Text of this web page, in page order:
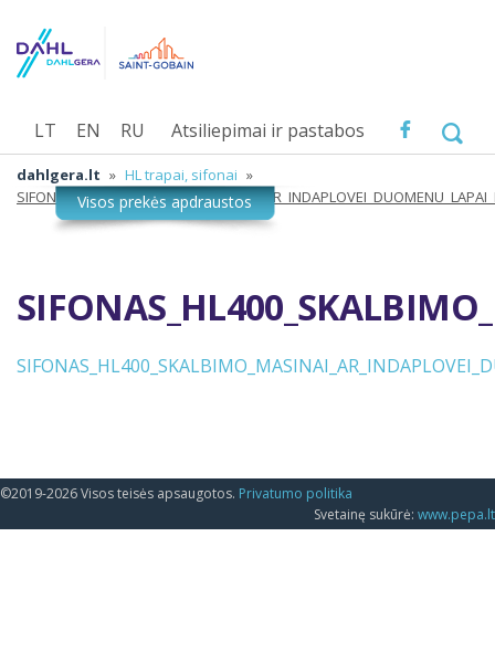
Atsiliepimai ir pastabos
LT EN RU
dahlgera.lt » HL trapai, sifonai »
©2019-2026 Visos teisės apsaugotos. Privatumo politika
Svetainę sukūrė: www.pepa.lt